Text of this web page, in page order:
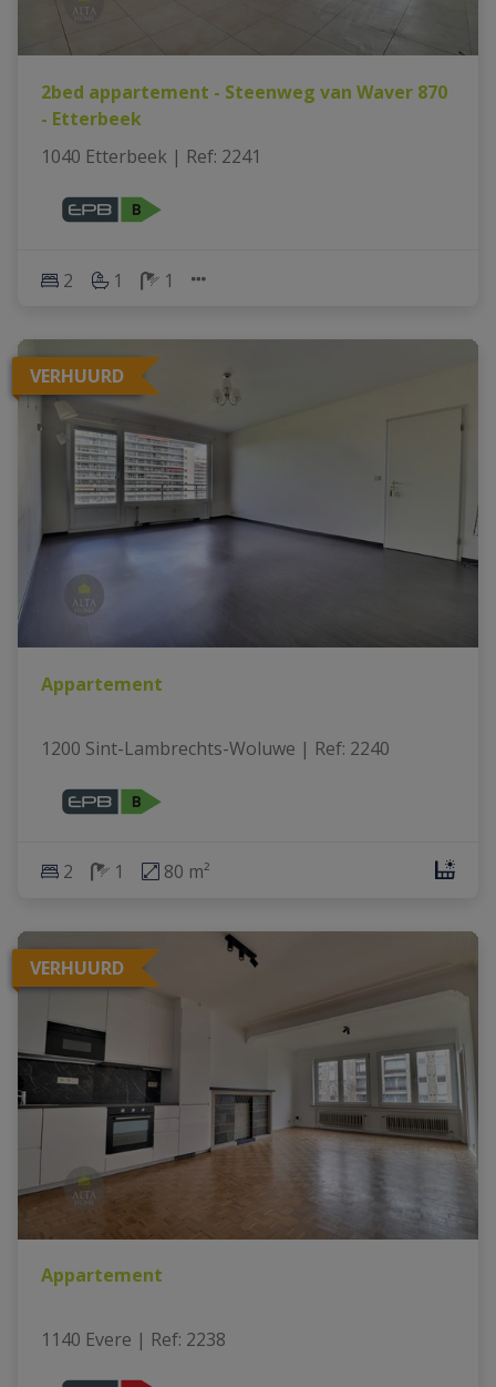
2bed appartement - Steenweg van Waver 870
- Etterbeek
1040 Etterbeek | Ref: 2241
2 1 1
VERHUURD
Appartement
1200 Sint-Lambrechts-Woluwe | Ref: 2240
2 1 80 m²
VERHUURD
Appartement
1140 Evere | Ref: 2238